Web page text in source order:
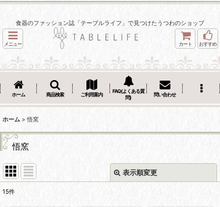
食器のファッション誌「テーブルライフ」で見つけたうつわのショップ
メニュー カート おすすめ
ホーム 商品検索 ご利用案内
FAQ(よくある質
問)
問い合わせ
ホーム > 悟窯
悟窯
表示順変更
15件